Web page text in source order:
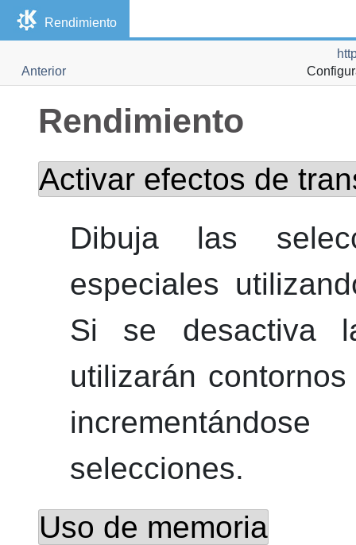
Rendimiento
Anterior
Rendimiento
Activar efectos de
Dibuja las
especiales
Si se desactiva
utilizarán
selecciones.
Uso de memoria